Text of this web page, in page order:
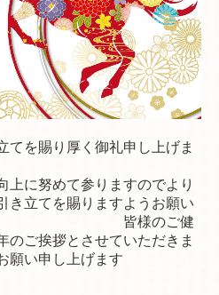
を賜り厚く御礼申し上げま
上に努めて参りますのでより
てを賜りますようお願い
ます 皆様のご健
のご挨拶とさせていただきま
願い申し上げます